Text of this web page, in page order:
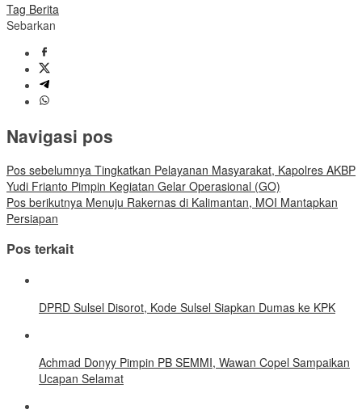
Tag Berita
Sebarkan
Navigasi pos
Pos sebelumnya Tingkatkan Pelayanan Masyarakat, Kapolres AKBP
Yudi Frianto Pimpin Kegiatan Gelar Operasional (GO)
Pos berikutnya Menuju Rakernas di Kalimantan, MOI Mantapkan
Persiapan
Pos terkait
DPRD Sulsel Disorot, Kode Sulsel Siapkan Dumas ke KPK
Achmad Donyy Pimpin PB SEMMI, Wawan Copel Sampaikan
Ucapan Selamat